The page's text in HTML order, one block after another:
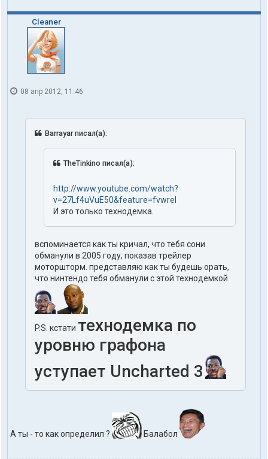
Cleaner
08 апр 2012, 11:46
Barrayar писал(а):
TheTinkino писал(а):
http://www.youtube.com/watch?
v=27Lf4uVuE50&feature=fvwrel
И это только технодемка.
вспоминается как ты кричал, что тебя сони
обманули в 2005 году, показав трейлер
моторшторм. представляю как ты будешь орать,
что нинтендо тебя обманули с этой технодемкой
P.S. кстати технодемка по
уровню графона
уступает Uncharted 3
А ты - то как определил ? Балабол